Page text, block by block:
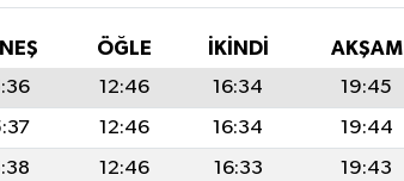
ÖĞLE İKINDI AKŞAM
12:46 16:34 19:45
12:46 16:34 19:44
12:46 16:33 19:43